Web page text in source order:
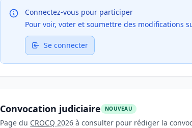
Connectez-vous pour participer
Pour voir, voter et soumettre des modifications
Se connecter
Convocation judiciaire NOUVEAU
Page du CROCQ 2026 à consulter pour rédiger la